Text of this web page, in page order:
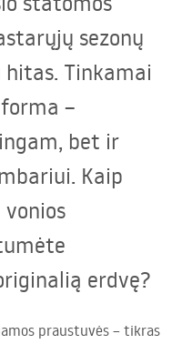
sezonų
Tinkamai
–
bet ir
Kaip
erdvę?
praustuvės – tikras